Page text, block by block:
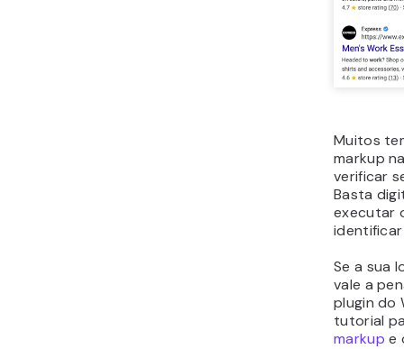
Muitos
markup
verificar
Basta
executar
Se a sua
vale a
plugin do
tutorial
markup e